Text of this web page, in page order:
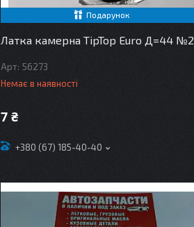
Подарунок
Латка камерна TipTop Euro Д=44 №2
56273
Немає в наявності
7 ₴
+380 (67) 185-40-40